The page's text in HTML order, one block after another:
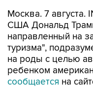
Москва. 7 августа.
США Дональд
направленный на
туризма",
на роды с целью
ребенком
сообщается на